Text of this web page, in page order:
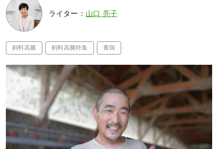
ライター： 山口 亮子
飼料高騰 飼料高騰特集 養鶏